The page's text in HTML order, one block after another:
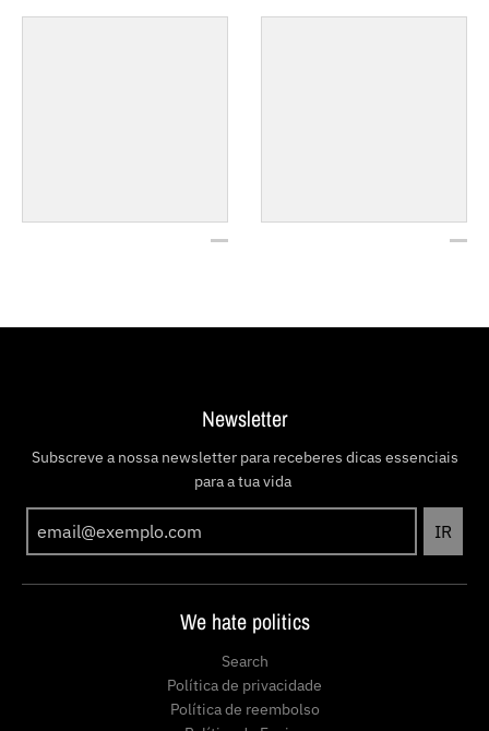
Newsletter
Subscreve a nossa newsletter para receberes dicas essenciais
para a tua vida
IR
We hate politics
Search
Política de privacidade
Política de reembolso